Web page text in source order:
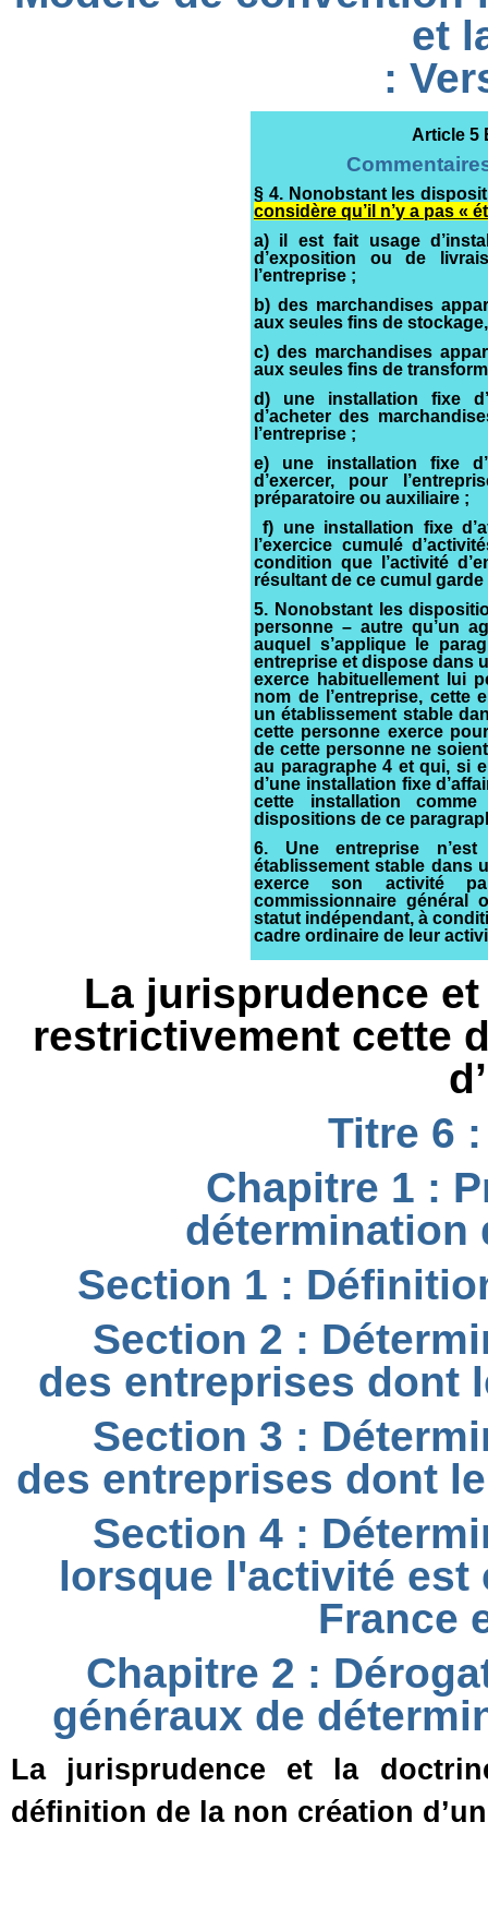
et
:
Article 5
§ 4. Nonobstant les
considère qu’il n’y a pas «
a) il est fait usage
d’exposition ou de
l’entreprise ;
b) des marchandises
aux seules fins de
c) des marchandises
aux seules fins de
d) une installation fixe
d’acheter des
l’entreprise ;
e) une installation fixe
d’exercer, pour
préparatoire ou auxiliaire ;
f) une installation fixe
l’exercice cumulé
condition que l’activité
résultant de ce cumul
5. Nonobstant les
personne – autre qu’un
auquel s’applique le
entreprise et dispose dans
exerce habituellement lui
nom de l’entreprise, cette
un établissement stable
cette personne exerce
de cette personne ne
au paragraphe 4 et qui, si
d’une installation fixe
cette installation
dispositions de ce
6. Une entreprise
établissement stable dans
exerce son activité
commissionnaire général
statut indépendant, à
cadre ordinaire de leur
La jurisprudence
restrictivement cette
Titre 6
Chapitre 1 :
détermination
Section 1 :
Section 2 :
des entreprises dont
Section 3 :
des entreprises dont
Section 4 :
lorsque l'activité est
France
Chapitre 2 :
généraux de
La jurisprudence et la
définition de la non création